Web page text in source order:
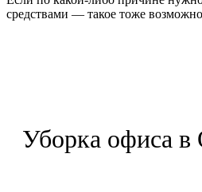
средствами — такое тоже
Уборка офиса в